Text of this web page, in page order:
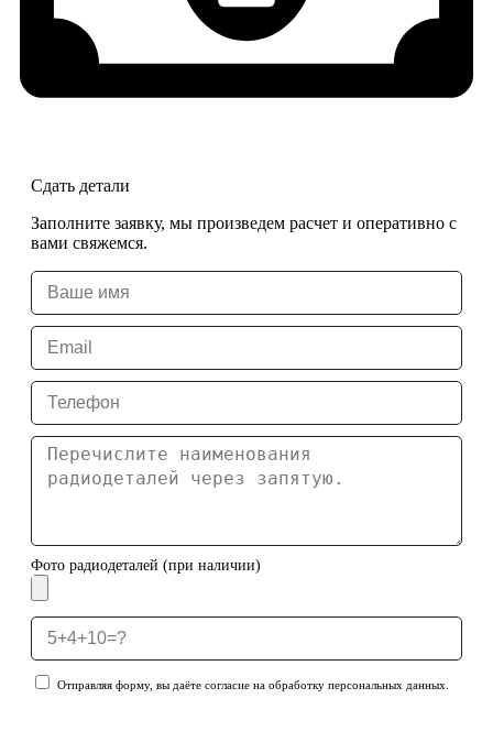
Сдать детали
Заполните заявку, мы произведем расчет и оперативно с
вами свяжемся.
Фото радиодеталей (при наличии)
Отправляя форму, вы даёте согласие на обработку персональных данных.